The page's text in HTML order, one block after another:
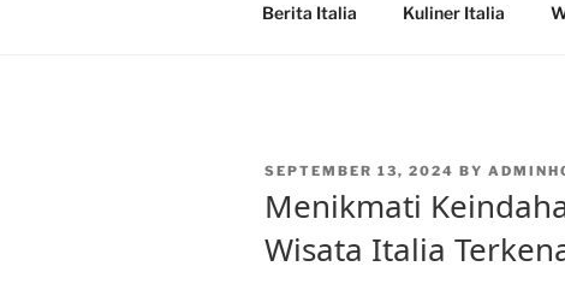
Berita Italia Kuliner Italia
POSTED
SEPTEMBER 13, 2024 BY
Menikmati
Wisata Italia